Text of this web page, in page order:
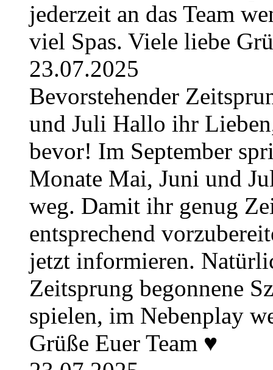
jederzeit an das Team
viel Spas. Viele liebe
23.07.2025
Bevorstehender
und Juli Hallo ihr
bevor! Im September
Monate Mai, Juni und
weg. Damit ihr genug
entsprechend
jetzt informieren.
Zeitsprung begonnene
spielen, im Nebenplay
Grüße Euer Team ♥